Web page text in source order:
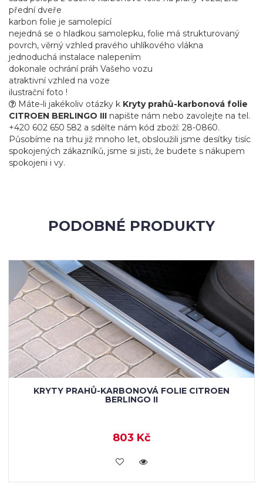
přední dveře
karbon folie je samolepící
nejedná se o hladkou samolepku, folie má strukturovaný
povrch, věrný vzhled pravého uhlíkového vlákna
jednoduchá instalace nalepením
dokonale ochrání práh Vašeho vozu
atraktivní vzhled na voze
ilustrační foto !
Máte-li jakékoliv otázky k Kryty prahů-karbonová folie
CITROEN BERLINGO III napište nám nebo zavolejte na tel.
+420 602 650 582 a sdělte nám kód zboží: 28-0860.
Působíme na trhu již mnoho let, obsloužili jsme desítky tisíc
spokojených zákazníků, jsme si jisti, že budete s nákupem
spokojeni i vy.
PODOBNÉ PRODUKTY
KRYTY PRAHŮ-KARBONOVÁ FOLIE CITROEN
BERLINGO II
803 Kč
KOUPIT